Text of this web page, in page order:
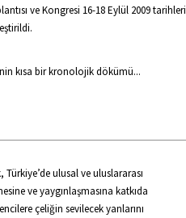
ve Kongresi 16-18 Eylül 2009 tarihleri
kısa bir kronolojik dökümü...
ulusal ve uluslararası
ve yaygınlaşmasına katkıda
çeliğin sevilecek yanlarını